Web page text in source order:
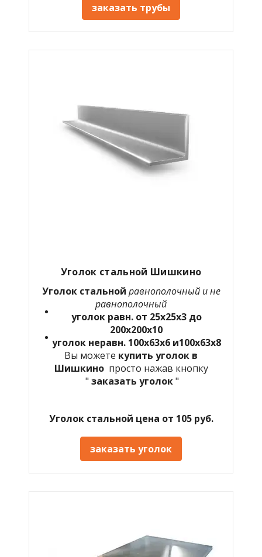
заказать трубы
Уголок стальной Шишкино
Уголок стальной равнополочный и не
равнополочный
уголок равн. от 25х25х3 до
200х200х10
уголок неравн. 100х63х6 и100х63х8
Вы можете купить уголок в
Шишкино просто нажав кнопку
" заказать уголок"
Уголок стальной цена от 105 руб.
заказать уголок